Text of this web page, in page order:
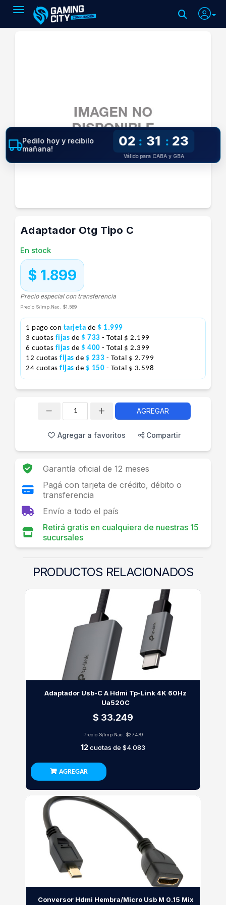
Toggle navigation
Adaptador Otg Tipo C
En stock
$ 1.899
Precio especial con transferencia
Precio S/Imp.Nac. $1.569
1 pago con tarjeta de $ 1.999
3 cuotas fijas de $ 733 - Total $ 2.199
6 cuotas fijas de $ 400 - Total $ 2.399
12 cuotas fijas de $ 233 - Total $ 2.799
24 cuotas fijas de $ 150 - Total $ 3.598
Pedilo hoy y recibilo
mañana!
02 : 31 : 22
Válido para CABA y GBA
AGREGAR
Agregar a favoritos Compartir
Garantía oficial de 12 meses
Pagá con tarjeta de crédito, débito o
transferencia
Envío a todo el país
Retirá gratis en cualquiera de nuestras 15
sucursales
PRODUCTOS RELACIONADOS
Adaptador Usb-C A Hdmi Tp-Link 4K 60Hz
Ua520C
$ 33.249
Precio S/Imp.Nac. $27.479
12cuotas de $4.083
AGREGAR
Conversor Hdmi Hembra/Micro Usb M 0.15 Mix